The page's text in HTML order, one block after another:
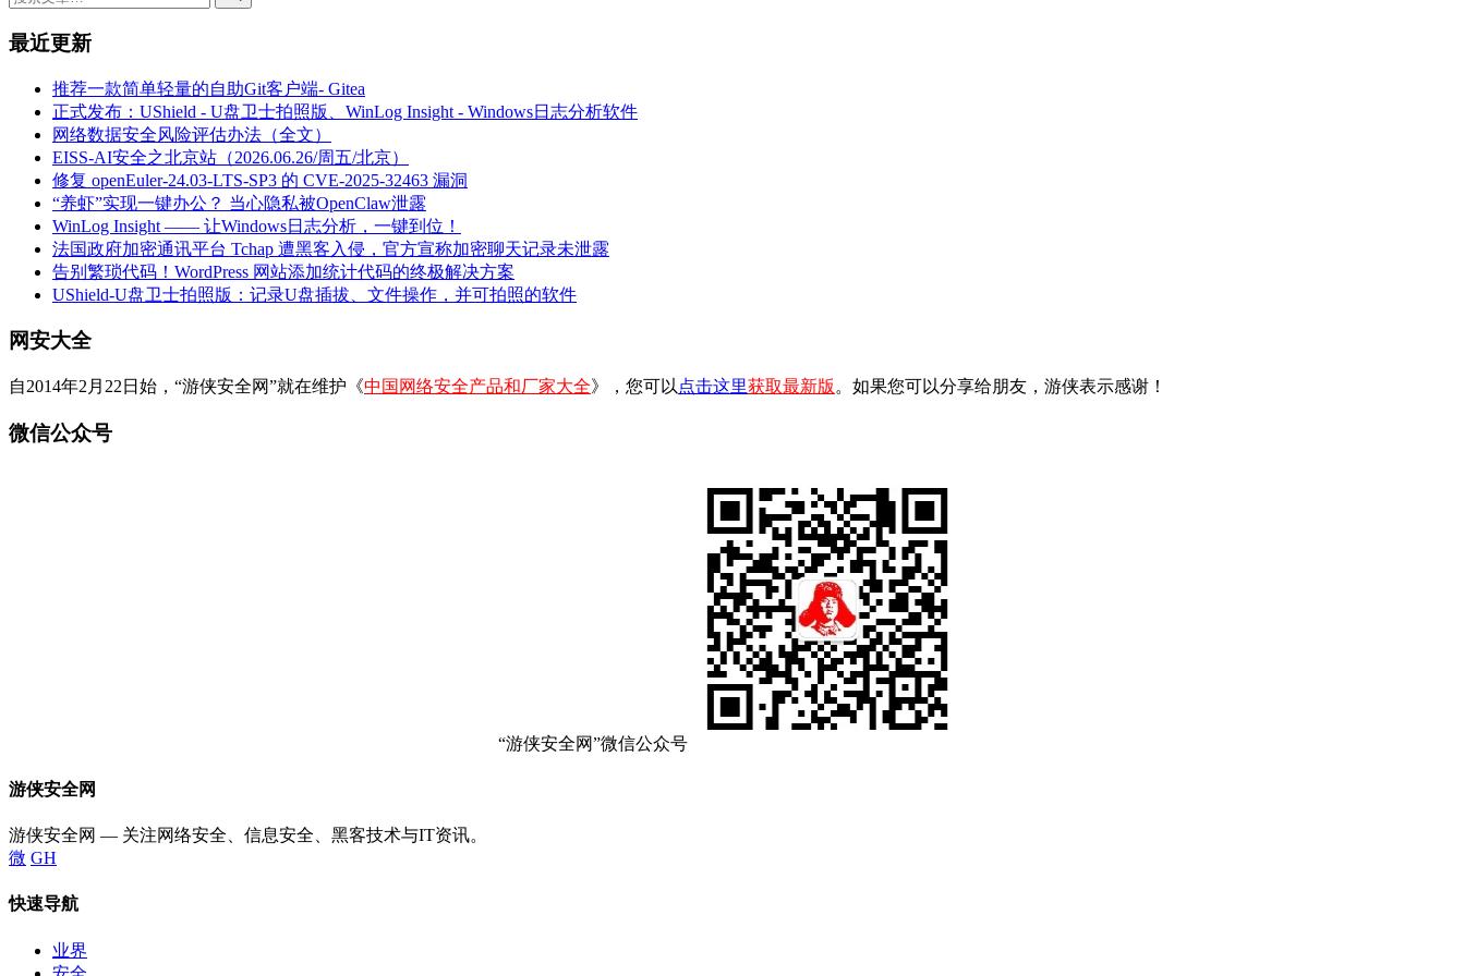
最近更新
推荐一款简单轻量的自助Git客户端- Gitea
正式发布：UShield - U盘卫士拍照版、WinLog Insight - Windows日志分析软件
网络数据安全风险评估办法（全文）
EISS-AI安全之北京站（2026.06.26/周五/北京）
修复 openEuler-24.03-LTS-SP3 的 CVE-2025-32463 漏洞
“养虾”实现一键办公？ 当心隐私被OpenClaw泄露
WinLog Insight —— 让Windows日志分析，一键到位！
法国政府加密通讯平台 Tchap 遭黑客入侵，官方宣称加密聊天记录未泄露
告别繁琐代码！WordPress 网站添加统计代码的终极解决方案
UShield-U盘卫士拍照版：记录U盘插拔、文件操作，并可拍照的软件
网安大全
自2014年2月22日始，“游侠安全网”就在维护《中国网络安全产品和厂家大全》，您可以 点击这里获取最新版 。如果您可以分享给朋友，游侠表示感谢！
微信公众号
“游侠安全网”微信公众号
游侠安全网
游侠安全网 — 关注网络安全、信息安全、黑客技术与IT资讯。
微 GH
快速导航
业界